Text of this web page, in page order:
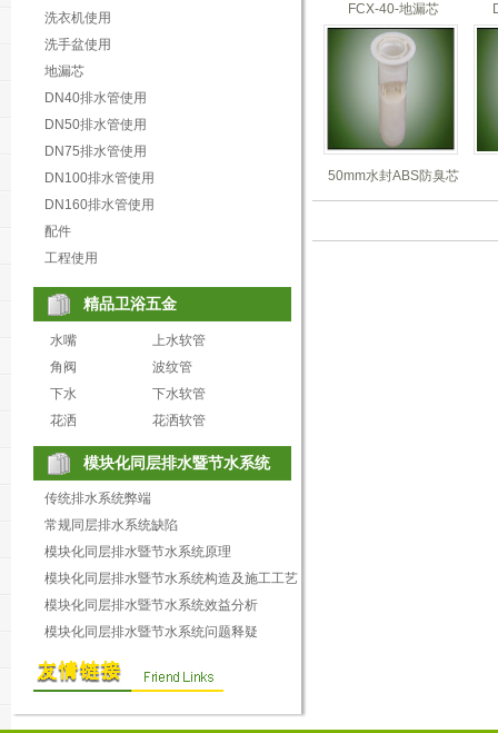
洗衣机使用
洗手盆使用
地漏芯
DN40排水管使用
DN50排水管使用
DN75排水管使用
DN100排水管使用
DN160排水管使用
配件
工程使用
精品卫浴五金
水嘴
上水软管
角阀
波纹管
下水
下水软管
花洒
花洒软管
模块化同层排水暨节水系统
传统排水系统弊端
常规同层排水系统缺陷
模块化同层排水暨节水系统原理
模块化同层排水暨节水系统构造及施工工艺
模块化同层排水暨节水系统效益分析
模块化同层排水暨节水系统问题释疑
FCX-40-地漏芯
50mm水封ABS防臭芯